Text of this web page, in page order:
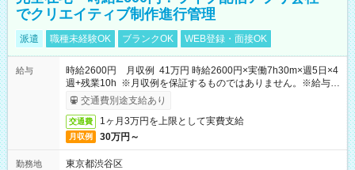
でクリエイティブ制作進行管理
派遣 職種未経験OK ブランクOK WEB登録・面接OK
給与
時給2600円 月収例 41万円 時給2600円×実働7h30m×週5日×4
週+残業10h ※月収例を保証するものではありません。※給与即
受取りサービス利用可（利用条件有）
交通費別途支給あり
交通費 1ヶ月3万円を上限として実費支給
月収例 30万円～
勤務地
東京都渋谷区